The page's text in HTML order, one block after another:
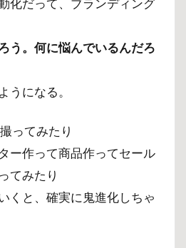
化だって、ブランディング
う。何に悩んでいるんだろ
うになる。
ってみたり
ー作って商品作ってセール
てみたり
くと、確実に鬼進化しちゃ